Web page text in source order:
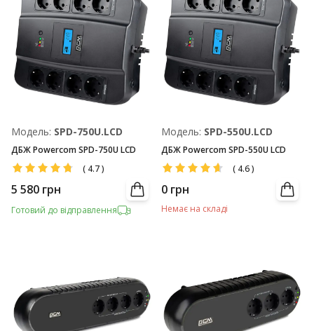
Модель: SPD-750U.LCD
ДБЖ Powercom SPD-750U LCD
( 4.7)
5 580 грн
Готовий до відправлення
Модель: SPD-550U.LCD
ДБЖ Powercom SPD-550U LCD
( 4.6)
0 грн
Немає на складі